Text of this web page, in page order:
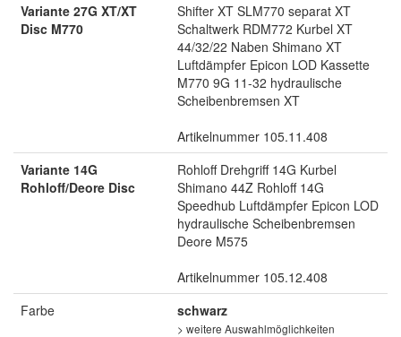
Variante 27G XT/XT
Disc M770
Shifter XT SLM770 separat XT
Schaltwerk RDM772 Kurbel XT
44/32/22 Naben Shimano XT
Luftdämpfer Epicon LOD Kassette
M770 9G 11-32 hydraulische
Scheibenbremsen XT
Artikelnummer 105.11.408
Variante 14G
Rohloff/Deore Disc
Rohloff Drehgriff 14G Kurbel
Shimano 44Z Rohloff 14G
Speedhub Luftdämpfer Epicon LOD
hydraulische Scheibenbremsen
Deore M575
Artikelnummer 105.12.408
Farbe
schwarz
> weitere Auswahlmöglichkeiten